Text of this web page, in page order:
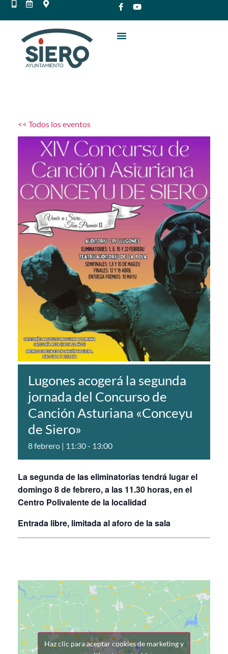
<< Todos los eventos
Lugones acogerá la segunda
jornada del Concurso de
Canción Asturiana «Conceyu
de Siero»
8 febrero | 11:30- 13:00
La segunda de las eliminatorias tendrá lugar el
domingo 8 de febrero, a las 11.30 horas, en el
Centro Polivalente de la localidad
Entrada libre, limitada al aforo de la sala
Haz clic para aceptar cookies de marketing y